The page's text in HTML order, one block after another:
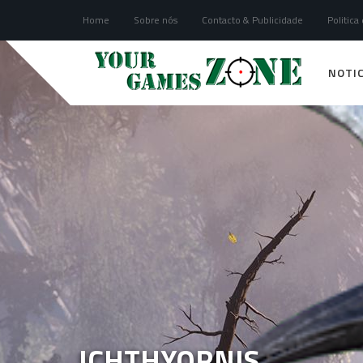
Home Sobre nós Contacto & Publicidade Politica